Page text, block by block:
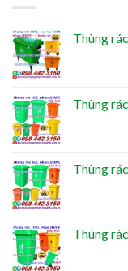
Thùng
Thùng
Thùng
Thùng